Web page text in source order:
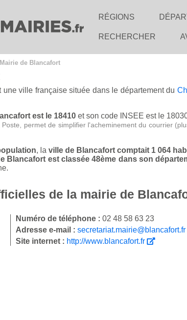
RÉGIONS
RECHERCHER
Mairie de Blancafort
ville française située dans le département du
est le 18410 et son code INSEE est le
permet de simplifier l'acheminement du courrier
, la ville de Blancafort comptait 1 064
Blancafort est classée 48ème dans son
de la mairie de
Numéro de téléphone : 02 48 58 63 23
Adresse e-mail : secretariat.mairie@blancafort.fr
Site internet : http://www.blancafort.fr